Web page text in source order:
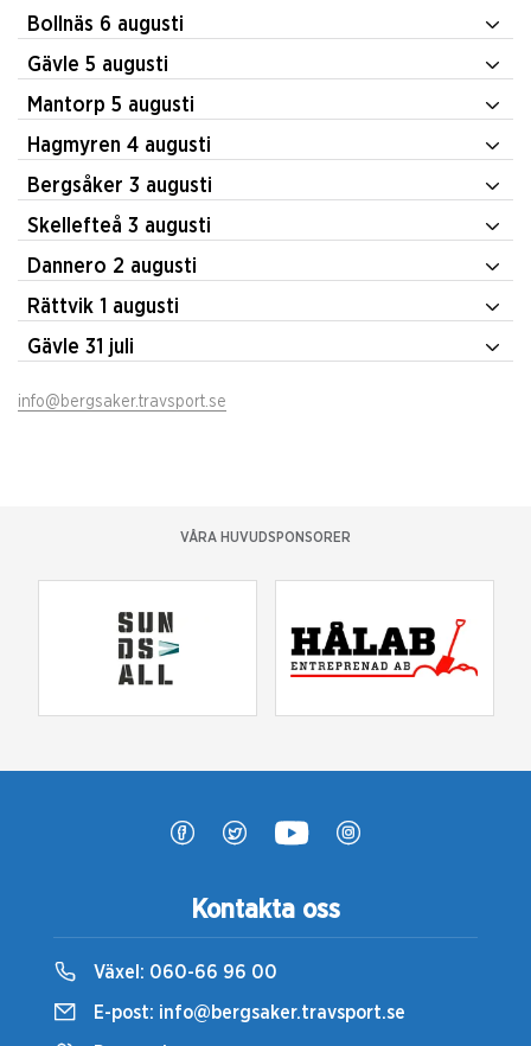
Bollnäs 6 augusti
Gävle 5 augusti
Mantorp 5 augusti
Hagmyren 4 augusti
Bergsåker 3 augusti
Skellefteå 3 augusti
Dannero 2 augusti
Rättvik 1 augusti
Gävle 31 juli
info@bergsaker.travsport.se
VÅRA HUVUDSPONSORER
Kontakta oss
Växel: 060-66 96 00
E-post: info@bergsaker.travsport.se